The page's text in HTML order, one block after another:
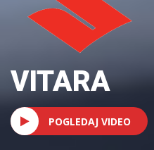
VITARA
POGLEDAJ VIDEO